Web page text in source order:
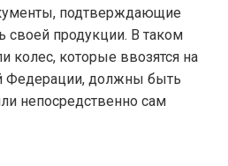
подтверждающие
своей продукции. В таком
колес, которые ввозятся на
Федерации, должны быть
непосредственно сам